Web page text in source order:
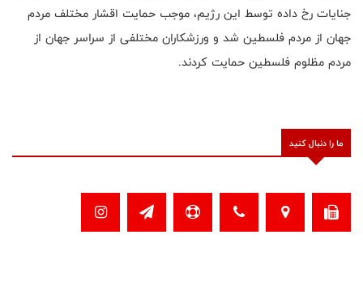
جنایات رخ داده توسط این رژیم، موجب حمایت اقشار مختلف مردم
جهان از مردم فلسطین شد و ورزشکاران مختلفی از سراسر جهان از
مردم مظلوم فلسطین حمایت کردند.
ما را دنبال کنید